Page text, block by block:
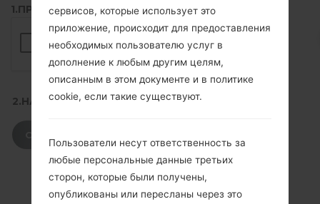
1.ПРОВЕРИТЬ НАЛИЧИЕ RECAPTCHA
2.НАЖМИТЕ, ЧТОБЫ СКАЧАТЬ
сервисов, которые использует это
приложение, происходит для предоставления
необходимых пользователю услуг в
дополнение к любым другим целям,
описанным в этом документе и в политике
cookie, если такие существуют.
Пользователи несут ответственность за
любые персональные данные третьих
сторон, которые были получены,
опубликованы или пересланы через это